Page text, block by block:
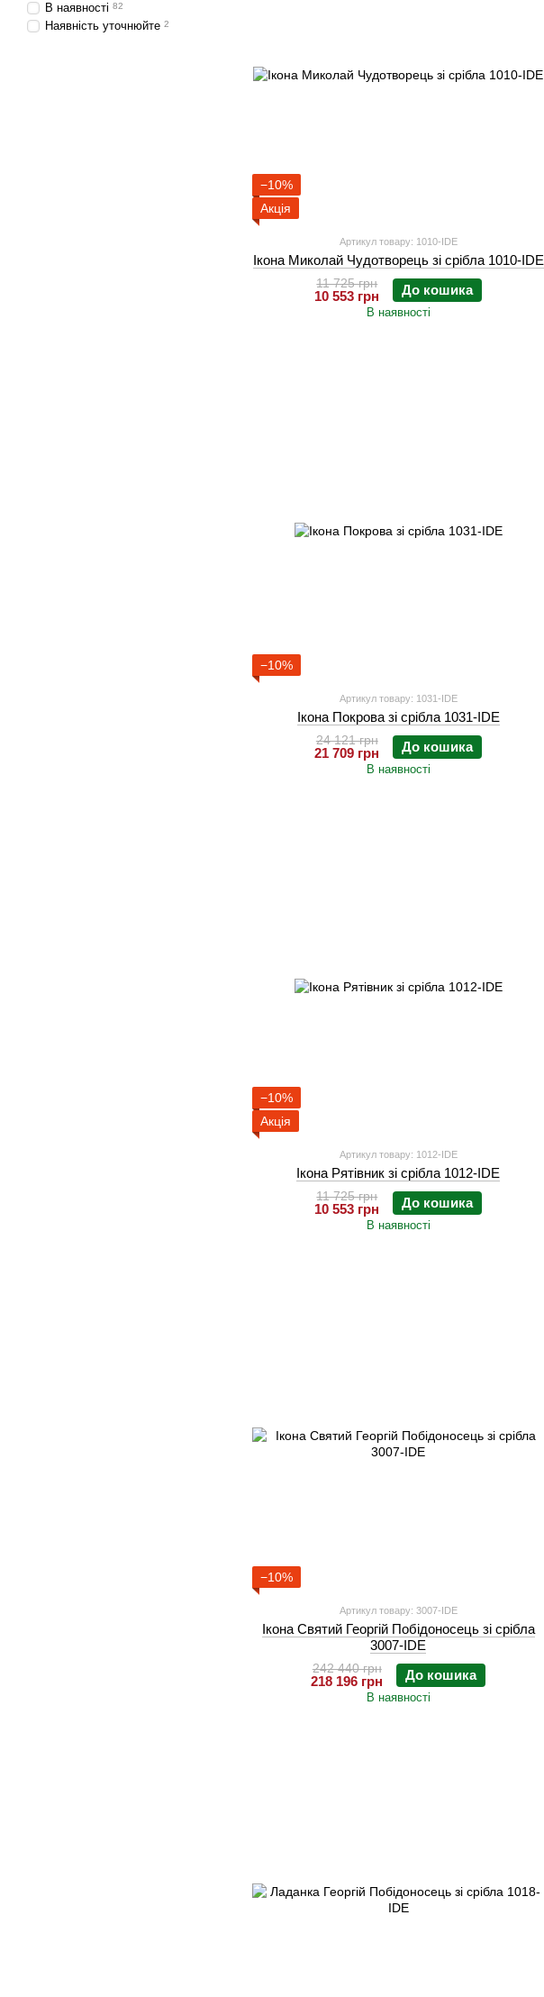
−10%
Акція
Артикул товару: 1010-IDE
Ікона Миколай Чудотворець зі срібла 1010-IDE
11 725 грн
10 553 грн До кошика
В наявності
−10%
Артикул товару: 1031-IDE
Ікона Покрова зі срібла 1031-IDE
24 121 грн
21 709 грн До кошика
В наявності
−10%
Акція
Артикул товару: 1012-IDE
Ікона Рятівник зі срібла 1012-IDE
11 725 грн
10 553 грн До кошика
В наявності
−10%
Артикул товару: 3007-IDE
Ікона Святий Георгій Побідоносець зі срібла
3007-IDE
242 440 грн
218 196 грн До кошика
В наявності
В наявності 82
Наявність уточнюйте 2